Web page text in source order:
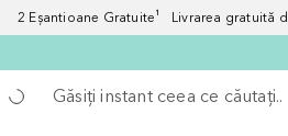
2 Eșantioane Gratuite¹ Livrarea gratuită
Înapoi
Executați căutarea